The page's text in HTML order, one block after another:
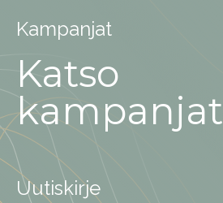
Kampanjat
Katso
kampanjat
Uutiskirje